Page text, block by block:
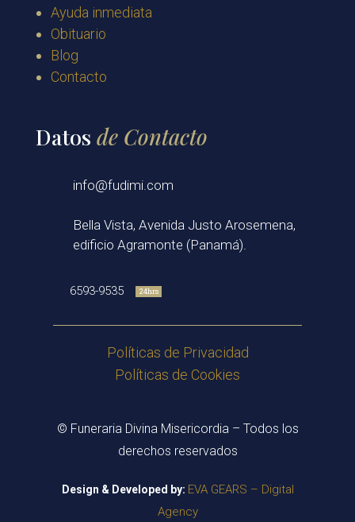
Ayuda inmediata
Obituario
Blog
Contacto
Datos de Contacto
info@fudimi.com
Bella Vista, Avenida Justo Arosemena,
edificio Agramonte (Panamá).
6593-9535 24hrs
Políticas de Privacidad
Políticas de Cookies
© Funeraria Divina Misericordia – Todos los
derechos reservados
Design & Developed by: EVA GEARS – Digital
Agency